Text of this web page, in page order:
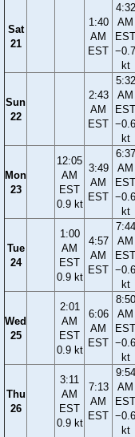
Sat
21
1:40
AM
EST
4:32
AM
EST
−0.7
kt
Sun
22
2:43
AM
EST
5:32
AM
EST
−0.6
kt
Mon
23
12:05
AM
EST
0.9 kt
3:49
AM
EST
6:37
AM
EST
−0.6
kt
Tue
24
1:00
AM
EST
0.9 kt
4:57
AM
EST
7:44
AM
EST
−0.6
kt
Wed
25
2:01
AM
EST
0.9 kt
6:06
AM
EST
8:50
AM
EST
−0.6
kt
Thu
26
3:11
AM
EST
0.9 kt
7:13
AM
EST
9:54
AM
EST
−0.6
kt